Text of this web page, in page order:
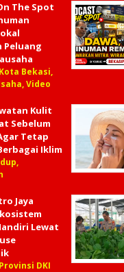
The Spot
Peluang
Bekasi,
Video
Kulit
Sebelum
Tetap
Iklim
Jaya
Lewat
DKI